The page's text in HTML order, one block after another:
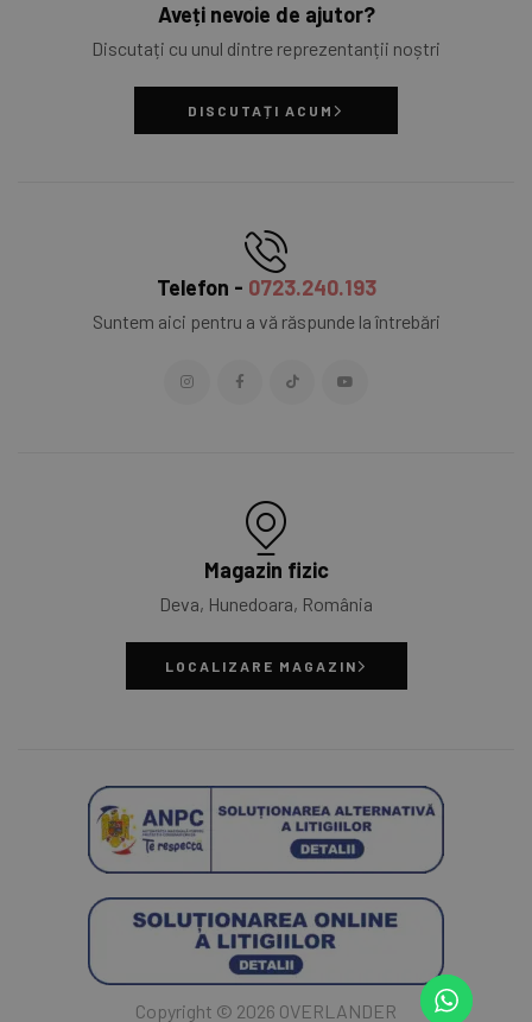
Aveți nevoie de ajutor?
Discutați cu unul dintre reprezentanții noștri
DISCUTAȚI ACUM
Telefon - 0723.240.193
Suntem aici pentru a vă răspunde la întrebări
Magazin fizic
Deva, Hunedoara, România
LOCALIZARE MAGAZIN
Copyright © 2026 OVERLANDER